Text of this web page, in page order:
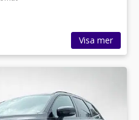
Visa mer